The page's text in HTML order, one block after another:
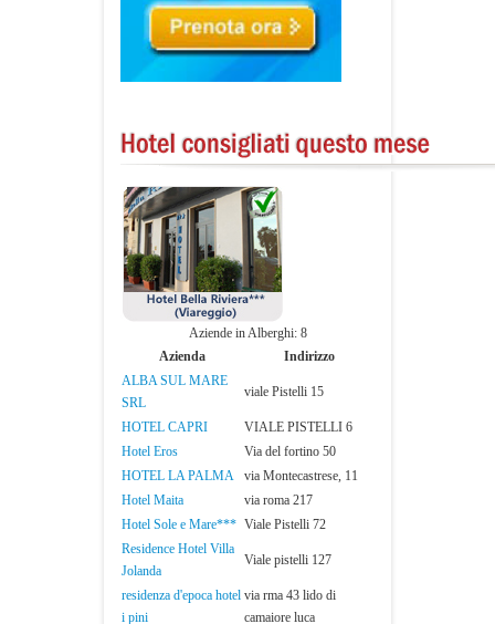
Aziende in Alberghi: 8
Azienda
Indirizzo
ALBA SUL MARE
SRL
viale Pistelli 15
HOTEL CAPRI
VIALE PISTELLI 6
Hotel Eros
Via del fortino 50
HOTEL LA PALMA
via Montecastrese, 11
Hotel Maita
via roma 217
Hotel Sole e Mare*** Viale Pistelli 72
Residence Hotel Villa
Jolanda
Viale pistelli 127
residenza d'epoca hotel
i pini
via rma 43 lido di
camaiore luca